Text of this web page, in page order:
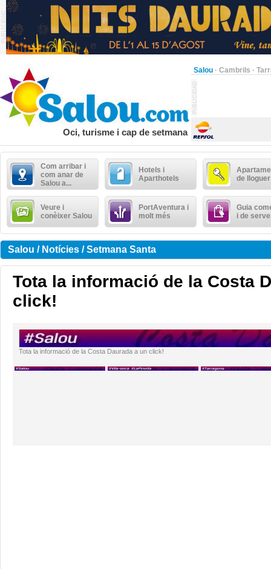
Salou · Cambrils ·
Oci, turisme i cap de setmana
Com arribar i
com anar de
Salou a...
Hotels i
Aparthotels
de lloguer
Veure i
conèixer Salou
PortAventura i
molt més
Guia
i de
Salou / Notícies / Setmana Santa
Tota la informació de la Costa
click!
Tota la informació de la Costa Daurada a un click!